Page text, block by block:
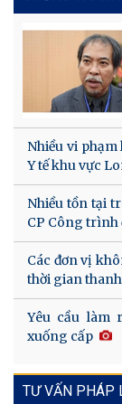
Nhiều vi
Y tế khu vực
Nhiều tồn tại
CP Công trình
Các đơn vị
thời gian
Yêu cầu làm
xuống cấp
TƯ VẤN PHÁP